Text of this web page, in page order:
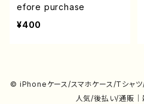
efore purchase
¥400
© iPhoneケース/スマホケース/Tシャツ/
人気/後払い/通販｜